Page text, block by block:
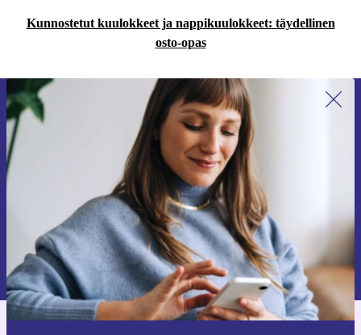
Kunnostetut kuulokkeet ja nappikuulokkeet: täydellinen
osto-opas
Liity ensimmäistä kertaa uutiskirjeen
tilaajaksi ja säästä 15 €!
Älä missaa enää yhtäkään tarjousta.
Pyydä etukuponki
Lisätietoja henkilötietojen käytöstä löydättietosuojaselosteestamme.